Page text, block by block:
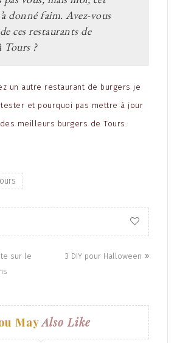
donné faim. Avez-vous
ces restaurants de
Tours ?
un autre restaurant de burgers je
et pourquoi pas mettre à jour
meilleurs burgers de Tours.
sur le
3 DIY pour Halloween
MayAlso Like